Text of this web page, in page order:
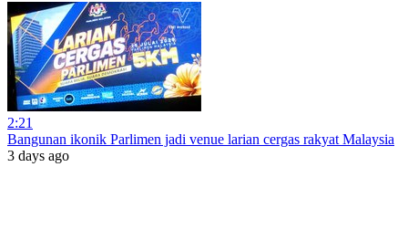
2:21
Bangunan ikonik Parlimen jadi venue larian cergas rakyat Malaysia
3 days ago